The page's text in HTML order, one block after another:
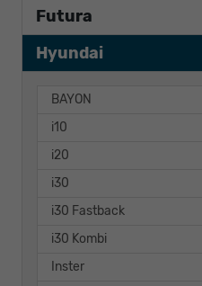
Futura
Hyundai
BAYON
i10
i20
i30
i30 Fastback
i30 Kombi
Inster